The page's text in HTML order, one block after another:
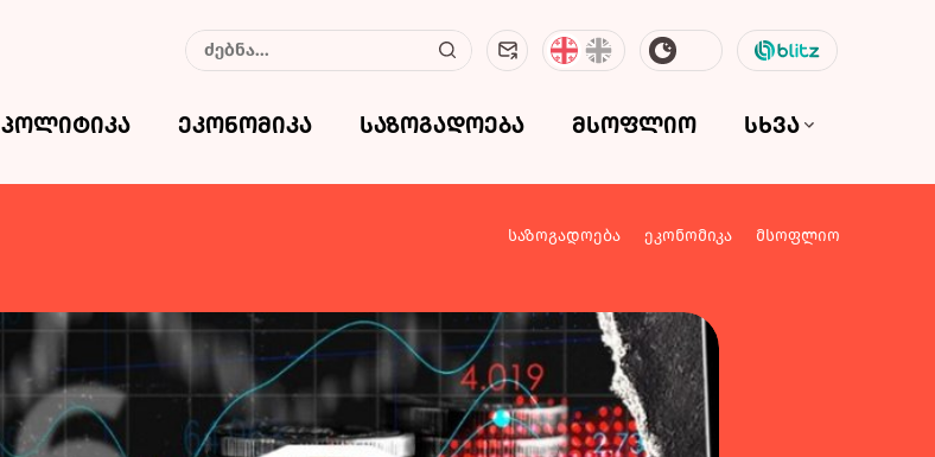
პოლიტიკა ეკონომიკა საზოგადოება მსოფლიო სხვა
საზოგადოება ეკონომიკა მსოფლიო